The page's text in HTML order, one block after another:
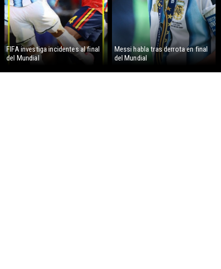
FIFA investiga incidentes al final
del Mundial
Messi habla tras derrota en final
del Mundial